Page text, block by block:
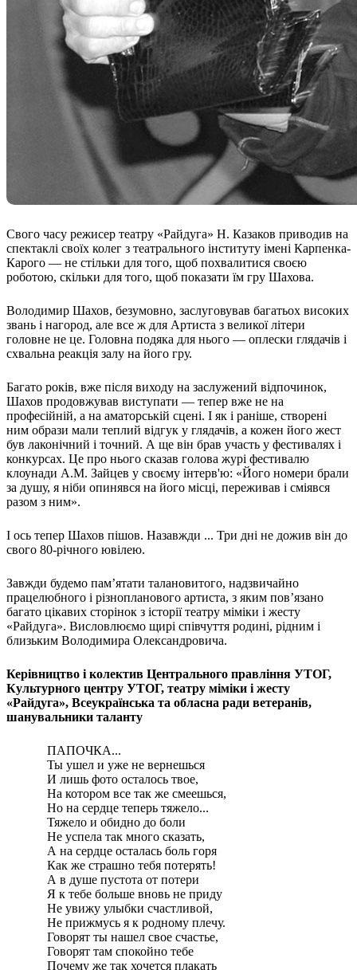
Житомирська область
Закарпатська область
Запорізька область
Івано-Франківська область
Київ
Київська область
Кіровоградська область
Львівська область
Миколаївська область
Одеська область
Полтавська область
Сумська область
Тернопільська область
Харківська область
Херсонська область
Хмельницька область
Черкаська область
Чернівецька область
Чернігівська область
питань укладення договорів
Вивчаємо жестову мову
Дитяча сторінка
Новини про жестову мову
Ресурс для вивчення жестових мов різних країн
ЦУЖМ
Проєкт "Жестова мова для поліцейських"
ВІКТОРИНА
На допомогу військовим
Статут УТОГ
Нормативна база УТОГ
Конвенція ООН
Декларації
Документи ВФГ
Міжнародні документи
Свого часу режисер театру «Райдуга» Н. Казаков приводив на
спектаклі своїх колег з театрального інституту імені Карпенка-
Карого — не стільки для того, щоб похвалитися своєю
роботою, скільки для того, щоб показати їм гру Шахова.
Володимир Шахов, безумовно, заслуговував багатьох високих
звань і нагород, але все ж для Артиста з великої літери
головне не це. Головна подяка для нього — оплески глядачів і
схвальна реакція залу на його гру.
Багато років, вже після виходу на заслужений відпочинок,
Шахов продовжував виступати — тепер вже не на
професійній, а на аматорській сцені. І як і раніше, створені
ним образи мали теплий відгук у глядачів, а кожен його жест
був лаконічний і точний. А ще він брав участь у фестивалях і
конкурсах. Це про нього сказав голова журі фестивалю
клоунади А.М. Зайцев у своєму інтерв'ю: «Його номери брали
за душу, я ніби опинявся на його місці, переживав і сміявся
разом з ним».
І ось тепер Шахов пішов. Назавжди ... Три дні не дожив він до
свого 80-річного ювілею.
Завжди будемо пам’ятати талановитого, надзвичайно
працелюбного і різнопланового артиста, з яким пов’язано
багато цікавих сторінок з історії театру міміки і жесту
«Райдуга». Висловлюємо щирі співчуття родині, рідним і
близьким Володимира Олександровича.
Керівництво і колектив Центрального правління УТОГ,
Культурного центру УТОГ, театру міміки і жесту
«Райдуга», Всеукраїнська та обласна ради ветеранів,
шанувальники таланту
ПАПОЧКА...
Ты ушел и уже не вернешься
И лишь фото осталось твое,
На котором все так же смеешься,
Но на сердце теперь тяжело...
Тяжело и обидно до боли
Не успела так много сказать,
А на сердце осталась боль горя
Как же страшно тебя потерять!
А в душе пустота от потери
Я к тебе больше вновь не приду
Не увижу улыбки счастливой,
Не прижмусь я к родному плечу.
Говорят ты нашел свое счастье,
Говорят там спокойно тебе
Почему же так хочется плакать